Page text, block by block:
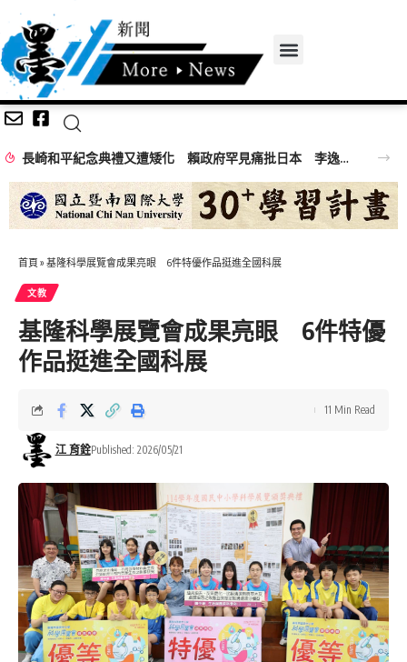
白海豚外圍環流遇大潮釀海水倒灌 30多商家受害 謝國樑親赴慰問
首頁 » 基隆科學展覽會成果亮眼 6件特優作品挺進全國科展
文教
基隆科學展覽會成果亮眼 6件特優
作品挺進全國科展
江 育銓Published: 2026/05/21
11 Min Read